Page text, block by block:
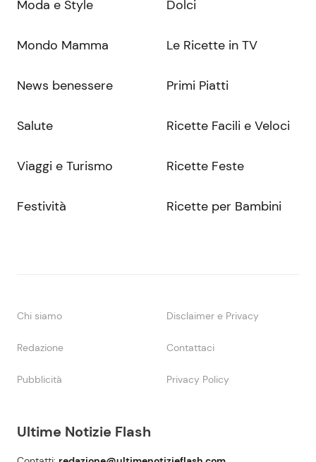
Ultime Notizie Flash
Moda e Style
Mondo Mamma
News benessere
Salute
Viaggi e Turismo
Festività
Dolci
Le Ricette in TV
Primi Piatti
Ricette Facili e Veloci
Ricette Feste
Ricette per Bambini
Chi siamo Disclaimer e Privacy
Redazione Contattaci
Pubblicità Privacy Policy